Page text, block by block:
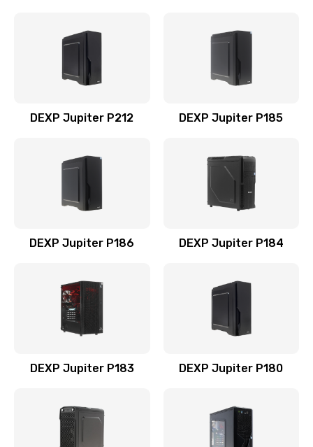
DEXP Jupiter P212 DEXP Jupiter P185
DEXP Jupiter P186 DEXP Jupiter P184
DEXP Jupiter P183 DEXP Jupiter P180